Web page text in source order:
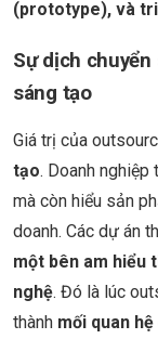
(prototype), và
Sự dịch
sáng tạo
Giá trị của
tạo. Doanh
mà còn hiểu sản
doanh. Các dự án
một bên am hiểu
nghệ. Đó là lúc
thành mối quan